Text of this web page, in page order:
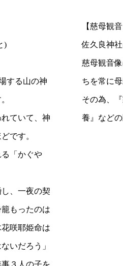
)
する山の神
ていて、神
です。
る「かぐや
、一夜の契
もったのは
咲耶姫命は
いだろう」
３人の子を
【慈母観音
佐久良神
慈母観音
ちを常に
その為、
養』など